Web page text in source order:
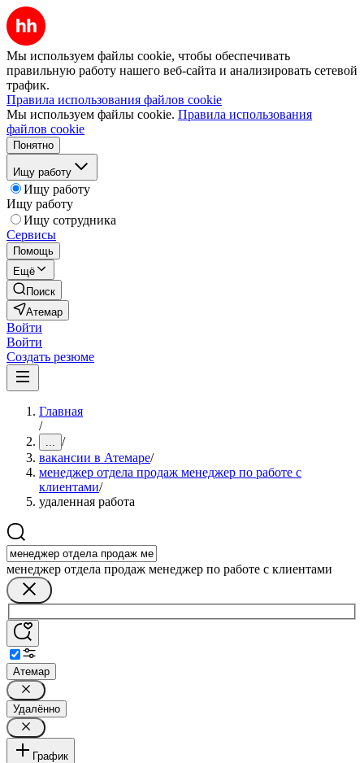
Мы используем файлы cookie, чтобы обеспечивать
правильную работу нашего веб-сайта и анализировать сетевой
трафик.
Правила использования файлов cookie
Мы используем файлы cookie. Правила использования
файлов cookie
Понятно
Ищу работу
Ищу работу
Ищу работу
Ищу сотрудника
Сервисы
Помощь
Ещё
Поиск
Атемар
Войти
Войти
Создать резюме
Главная
/
... /
вакансии в Атемаре/
менеджер отдела продаж менеджер по работе с
клиентами/
удаленная работа
менеджер отдела продаж менеджер по работе с клиентами
Атемар
Удалённо
График